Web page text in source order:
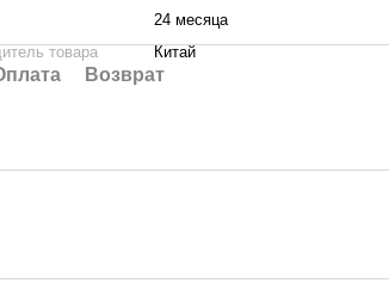
24 месяца
товара
Китай
Возврат